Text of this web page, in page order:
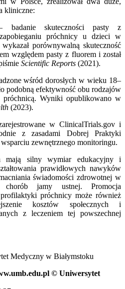
kliniczne:
badanie skuteczności pasty z
próchnicy u dzieci w
porównywalną skuteczność
względem pasty z fluorem i został
Scientific Reports (2021).
wśród dorosłych w wieku 18–
podobną efektywność obu rodzajów
próchnicą. Wyniki opublikowano w
(2023).
w ClinicalTrials.gov i
z zasadami Dobrej Praktyki
zewnętrznego monitoringu.
mają silny wymiar edukacyjny i
prawidłowych nawyków
świadomości zdrowotnej w
chorób jamy ustnej. Promocja
próchnicy może również
kosztów społecznych i
z leczeniem tej powszechnej
Medyczny w Białymstoku
© Uniwersytet